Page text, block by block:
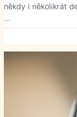
někdy i několikrát
…